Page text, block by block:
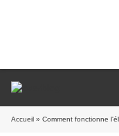
Accueil » Comment fonctionne